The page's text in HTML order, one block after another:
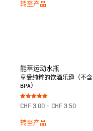
转至产品
能萃运动水瓶
享受纯粹的饮酒乐趣（不含
BPA）
Bewertet mit
5.00
CHF 3.00 – CHF 3.50
转至产品